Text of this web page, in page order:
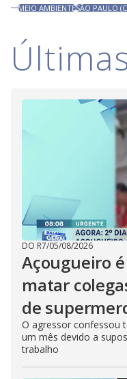
MEIO AMBIENTESÃO PAULO
DO R7/05/08/2026
Açougueiro
matar
de
O agressor confessou
um mês devido a
trabalho